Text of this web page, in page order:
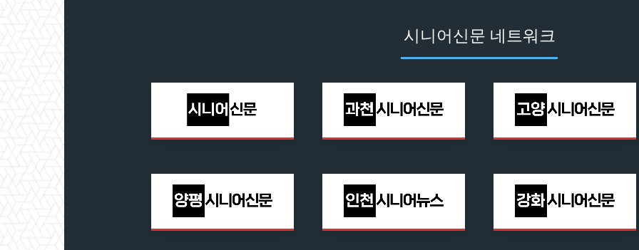
시니어신문 네트워크